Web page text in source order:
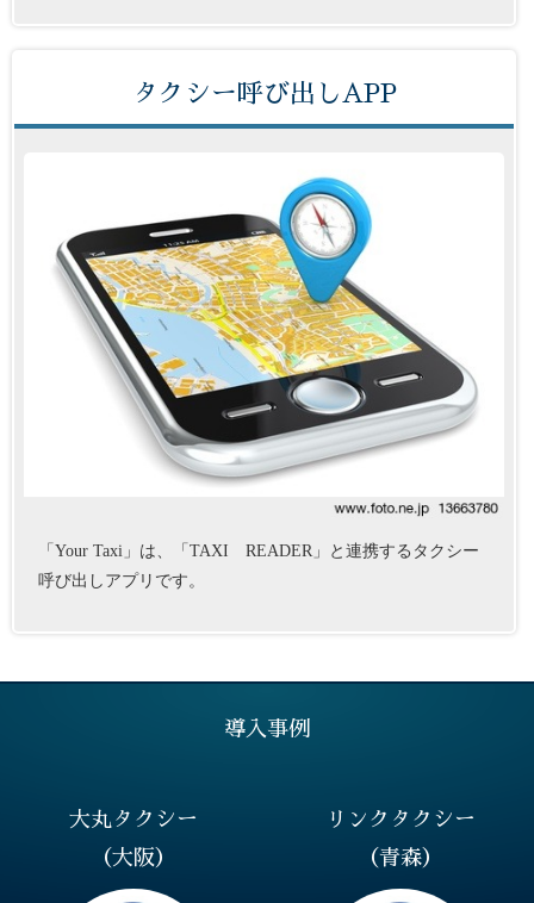
タクシー呼び出しAPP
「Your Taxi」は、「TAXI READER」と連携するタクシー
呼び出しアプリです。
導入事例
大丸タクシー
（大阪）
リンクタクシー
（青森）